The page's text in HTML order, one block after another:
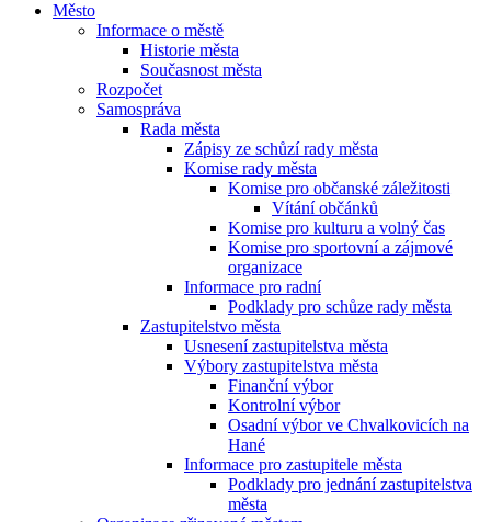
Město
Informace o městě
Historie města
Současnost města
Rozpočet
Samospráva
Rada města
Zápisy ze schůzí rady města
Komise rady města
Komise pro občanské záležitosti
Vítání občánků
Komise pro kulturu a volný čas
Komise pro sportovní a zájmové
organizace
Informace pro radní
Podklady pro schůze rady města
Zastupitelstvo města
Usnesení zastupitelstva města
Výbory zastupitelstva města
Finanční výbor
Kontrolní výbor
Osadní výbor ve Chvalkovicích na
Hané
Informace pro zastupitele města
Podklady pro jednání zastupitelstva
města